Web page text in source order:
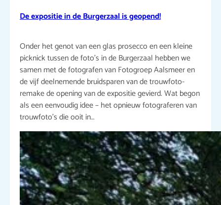
De expositie in de Burgerzaal is geopend!
Onder het genot van een glas prosecco en een kleine
picknick tussen de foto’s in de Burgerzaal hebben we
samen met de fotografen van Fotogroep Aalsmeer en
de vijf deelnemende bruidsparen van de trouwfoto-
remake de opening van de expositie gevierd. Wat begon
als een eenvoudig idee – het opnieuw fotograferen van
trouwfoto’s die ooit in…